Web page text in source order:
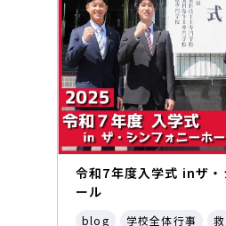
令和7年度入学式 inザ・
ール
blog 学校全体行事